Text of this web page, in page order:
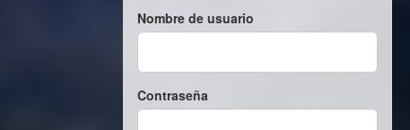
Nombre de usuario
Contraseña